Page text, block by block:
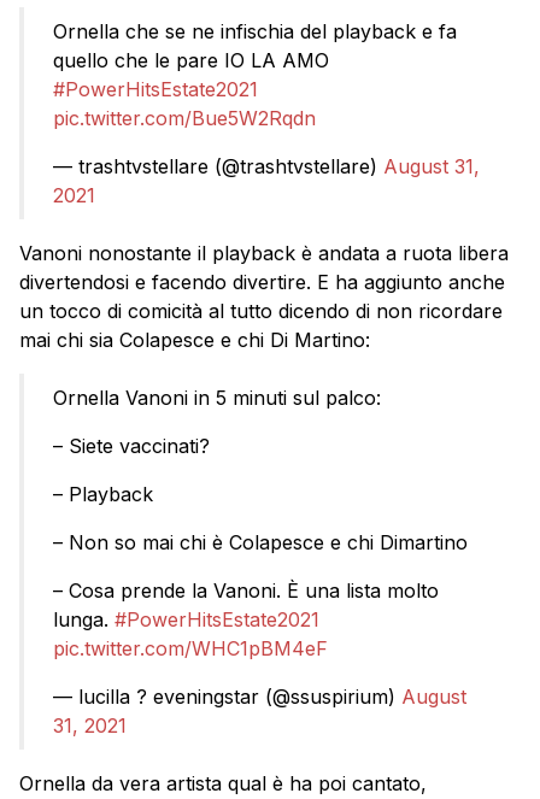
Ornella che se ne infischia del playback e fa
quello che le pare IO LA AMO
#PowerHitsEstate2021
pic.twitter.com/Bue5W2Rqdn
— trashtvstellare (@trashtvstellare) August 31,
2021
Vanoni nonostante il playback è andata a ruota libera
divertendosi e facendo divertire. E ha aggiunto anche
un tocco di comicità al tutto dicendo di non ricordare
mai chi sia Colapesce e chi Di Martino:
Ornella Vanoni in 5 minuti sul palco:
– Siete vaccinati?
– Playback
– Non so mai chi è Colapesce e chi Dimartino
– Cosa prende la Vanoni. È una lista molto
lunga. #PowerHitsEstate2021
pic.twitter.com/WHC1pBM4eF
— lucilla ?️ eveningstar (@ssuspirium) August
31, 2021
Ornella da vera artista qual è ha poi cantato,